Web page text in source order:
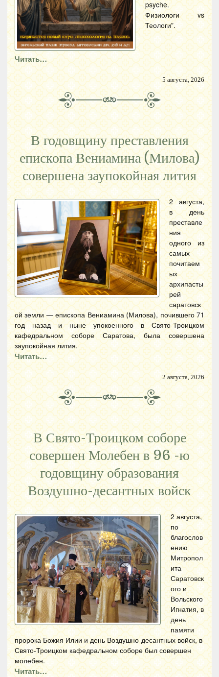
psyche.
Физиологи vs
Теологи".
Читать…
5 августа, 2026
В годовщину преставления
епископа Вениамина (Милова)
совершена заупокойная лития
2 августа,
в день
преставле
ния
одного из
самых
почитаем
ых
архипасты
рей
саратовск
ой земли — епископа Вениамина (Милова), почившего 71
год назад и ныне упокоенного в Свято-Троицком
кафедральном соборе Саратова, была совершена
заупокойная лития.
Читать…
2 августа, 2026
В Свято-Троицком соборе
совершен Молебен в 96 -ю
годовщину образования
Воздушно-десантных войск
2 августа,
по
благослов
ению
Митропол
ита
Саратовск
ого и
Вольского
Игнатия, в
день
памяти
пророка Божия Илии и день Воздушно-десантных войск, в
Свято-Троицком кафедральном соборе был совершен
молебен.
Читать…